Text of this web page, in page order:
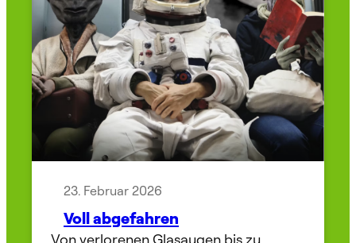
23. Februar 2026
Voll abgefahren
Von verlorenen Glasaugen bis zu